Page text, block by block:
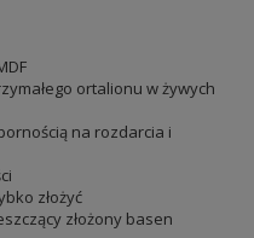
ortalionu w żywych
na rozdarcia i
złożyć
złożony basen